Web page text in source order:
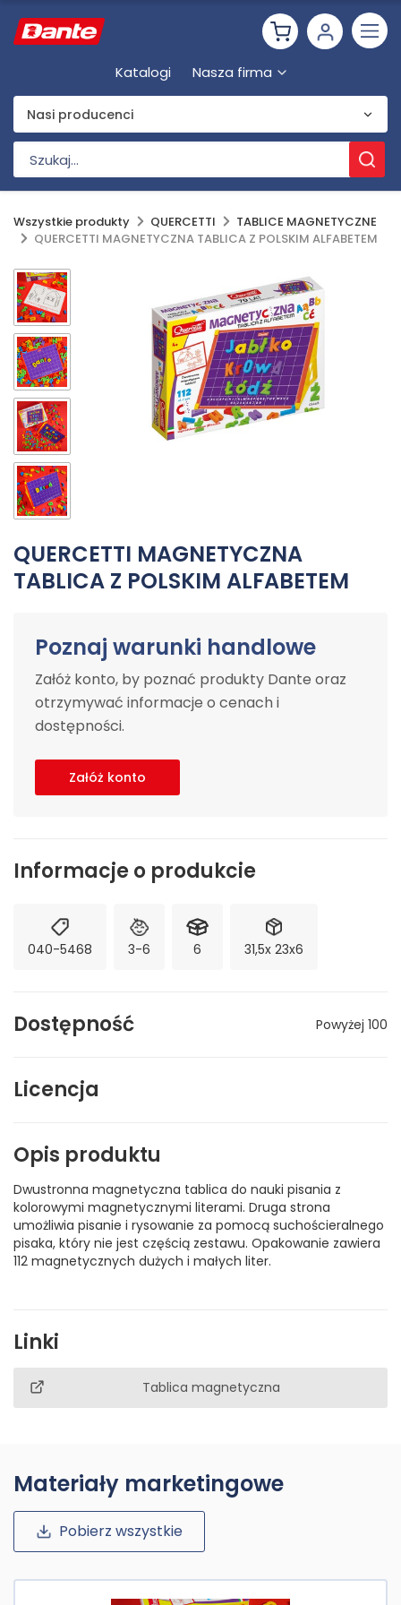
Katalogi Nasza firma
Nasi producenci
Wszystkie produkty QUERCETTI
TABLICE MAGNETYCZNE
QUERCETTI MAGNETYCZNA TABLICA Z POLSKIM ALFABETEM
QUERCETTI MAGNETYCZNA
TABLICA Z POLSKIM ALFABETEM
Poznaj warunki handlowe
Załóż konto, by poznać produkty Dante oraz
otrzymywać informacje o cenach i
dostępności.
Załóż konto
Informacje o produkcie
040-5468 3-6 6 31,5x 23x6
Dostępność Powyżej 100
Licencja
Opis produktu
Dwustronna magnetyczna tablica do nauki pisania z
kolorowymi magnetycznymi literami. Druga strona
umożliwia pisanie i rysowanie za pomocą suchościeralnego
pisaka, który nie jest częścią zestawu. Opakowanie zawiera
112 magnetycznych dużych i małych liter.
Linki
Tablica magnetyczna
Materiały marketingowe
Pobierz wszystkie